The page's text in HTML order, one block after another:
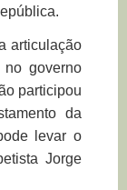
articulação
governo
participou
da
levar o
Jorge